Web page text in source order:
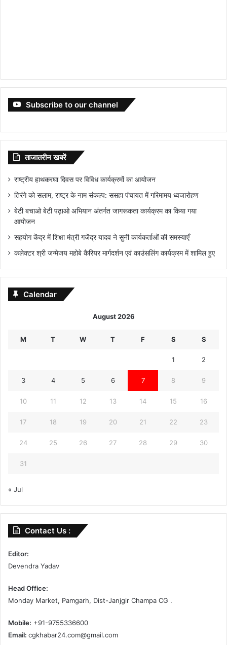
Subscribe to our channel
ताजातरीन खबरें
राष्ट्रीय हाथकरघा दिवस पर विविध कार्यक्रमों का आयोजन
तिरंगे को सलाम, राष्ट्र के नाम संकल्प: ससहा पंचायत में गरिमामय ध्वजारोहण
बेटी बचाओ बेटी पढ़ाओ अभियान अंतर्गत जागरूकता कार्यक्रम का किया गया
आयोजन
सहयोग केंद्र में शिक्षा मंत्री गजेंद्र यादव ने सुनी कार्यकर्ताओं की समस्याएँ
कलेक्टर श्री जन्मेजय महोबे कैरियर मार्गदर्शन एवं काउंसलिंग कार्यक्रम में शामिल हुए
Calendar
August 2026
M T W T F S S
1 2
3 4 5 6 7 8 9
10 11 12 13 14 15 16
17 18 19 20 21 22 23
24 25 26 27 28 29 30
31
« Jul
Contact Us :
Editor:
Devendra Yadav
Head Office:
Monday Market, Pamgarh, Dist-Janjgir Champa CG .
Mobile: +91-9755336600
Email: cgkhabar24.com@gmail.com